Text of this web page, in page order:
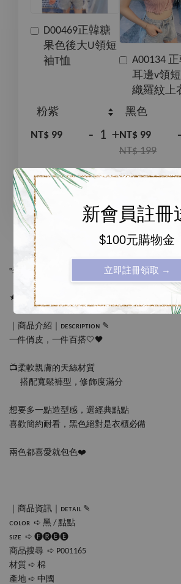
新會員註冊
$100元購物金
立即註冊領取 →
D00469正韓糖
果色後大U領短
袖T恤
NT$ 99 - +
A00134
耳邊v領
織羅紋上
NT$ 99
NT$ 199
-
▫️柔軟天絲抽繩點點休閒長褲
★ ᴹᴵᴹᴵᴹᴼᴸᴸᵞ  ᴺᴱᵂ ᴬᴿᴿᴵᵛᴬᴸˢ✨
｜商品介紹｜ᴅᴇsᴄʀɪᴘᴛɪᴏɴ ✎
一件俏皮，一件百搭🤍🖤
📺柔軟親膚的天絲材質
搭配寬鬆褲型，修飾度滿分
想要多一點造型感，選經典點點
喜歡簡約耐看，黑色絕對是衣櫃必備
兩色都喜愛就包色❤️
｜商品資訊｜ᴅᴇᴛᴀɪʟ ✎
ᴄᴏʟᴏʀ  ➪ 黑 / 點點
sɪᴢᴇ  ➪ 🅕🅡🅔🅔
商品搜尋  ➪ P001165
材質 ➪ 棉
產地 ➪ 中國